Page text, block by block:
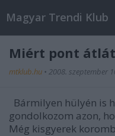
Magyar Trendi Klub
Miért pont
mtklub.hu • 2008. szeptember
Bármilyen hülyén is
gondolkozom azon,
Még kisgyerek